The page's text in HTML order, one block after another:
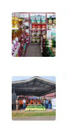
WN
KALTARA
WN
WN
KALTIM